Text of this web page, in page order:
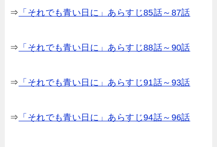
⇒ 「それでも青い日に」あらすじ85話～87話
⇒ 「それでも青い日に」あらすじ88話～90話
⇒ 「それでも青い日に」あらすじ91話～93話
⇒ 「それでも青い日に」あらすじ94話～96話